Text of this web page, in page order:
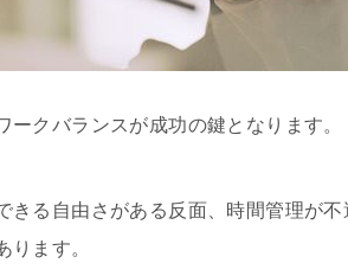
クバランスが成功の鍵となります。
る自由さがある反面、時間管理が
ります。